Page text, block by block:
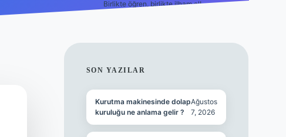
Birlikte öğren, birlikte ilham al!
SIDEBAR
SON YAZILAR
Kurutma makinesinde dolap
kuruluğu ne anlama gelir ?
Ağustos
7, 2026
tulipbetgiris.org